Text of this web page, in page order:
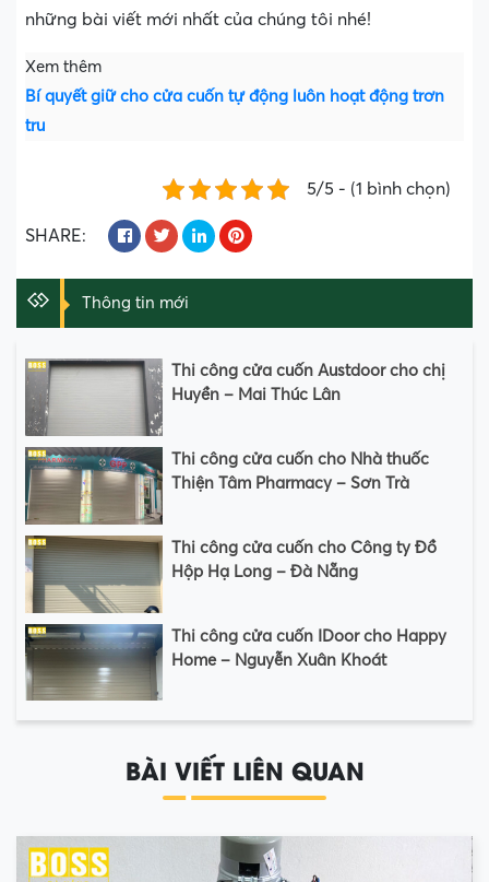
những bài viết mới nhất của chúng tôi nhé!
Xem thêm
Bí quyết giữ cho cửa cuốn tự động luôn hoạt động trơn
tru
5/5 - (1 bình chọn)
SHARE:
Thông tin mới
Thi công cửa cuốn Austdoor cho chị
Huyền – Mai Thúc Lân
Thi công cửa cuốn cho Nhà thuốc
Thiện Tâm Pharmacy – Sơn Trà
Thi công cửa cuốn cho Công ty Đồ
Hộp Hạ Long – Đà Nẵng
Thi công cửa cuốn IDoor cho Happy
Home – Nguyễn Xuân Khoát
BÀI VIẾT LIÊN QUAN